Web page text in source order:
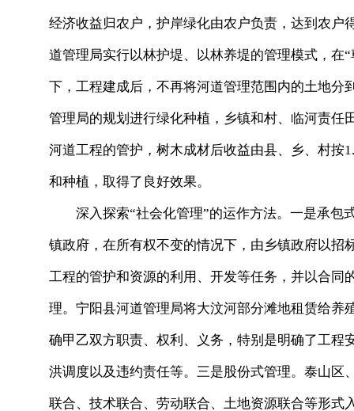
经济收益归农户，护岸绿化由农户负责，达到农
道管理局实行以林护堤、以林养堤的管理模式，在
下，工程建成后，不再将河道管理范围内的土地
管理局的规划进行绿化种植，乡镇和村、临河责
河道工程的管护，树木成材后收益由县、乡、村按
和种植，取得了良好效果。
深入探索“社会化管理”的运作方法。一是承包
镇政府，在所有权不变的情况下，由乡镇政府以
工程的管护和资源的利用、开发等任务，并以合
理。宁阳县河道管理局将大汶河部分滩地租赁给
确甲乙双方职责、权利、义务，特别是明确了工
洪调度以及违约责任等。三是股份式管理。泰山
联合、技术联合、劳动联合、土地资源联合等形